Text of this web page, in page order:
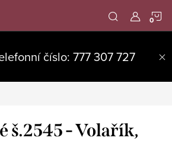
číslo: 777 307 727
š.2545 - Volařík,